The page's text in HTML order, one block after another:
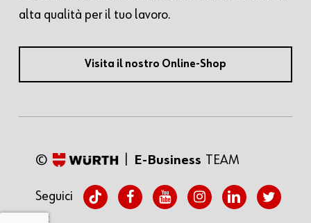
alta qualità per il tuo lavoro.
Visita il nostro Online-Shop
© E-Business TEAM
twitter
facebook linkedin
youtubeinstagram
tiktok